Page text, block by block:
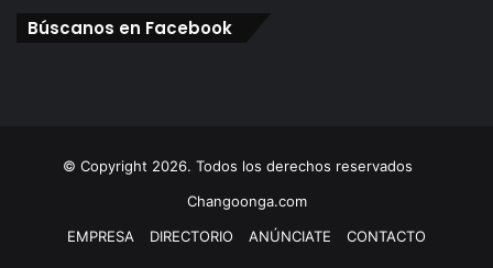
Búscanos en Facebook
© Copyright 2026. Todos los derechos reservados
Changoonga.com
EMPRESA
DIRECTORIO ANÚNCIATE CONTACTO